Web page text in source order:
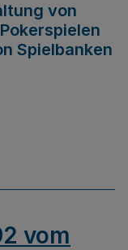
von
Spielbanken
vom